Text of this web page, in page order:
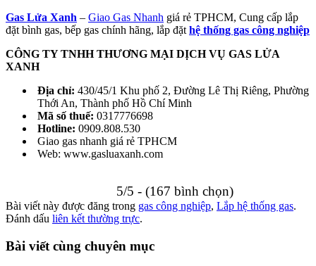
Gas Lửa Xanh – Giao Gas Nhanh giá rẻ TPHCM, Cung cấp lắp
đặt bình gas, bếp gas chính hãng, lắp đặt hệ thống gas công nghiệp
CÔNG TY TNHH THƯƠNG MẠI DỊCH VỤ GAS LỬA
XANH
Địa chỉ: 430/45/1 Khu phố 2, Đường Lê Thị Riêng, Phường
Thới An, Thành phố Hồ Chí Minh
Mã số thuế: 0317776698
Hotline: 0909.808.530
Giao gas nhanh giá rẻ TPHCM
Web: www.gasluaxanh.com
5/5 - (167 bình chọn)
Bài viết này được đăng trong gas công nghiệp, Lắp hệ thống gas.
Đánh dấu liên kết thường trực.
Bài viết cùng chuyên mục